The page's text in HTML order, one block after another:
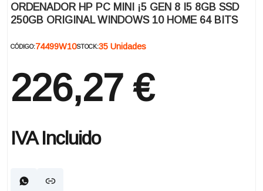
ORDENADOR HP PC MINI ¡5 GEN 8 I5 8GB SSD
250GB ORIGINAL WINDOWS 10 HOME 64 BITS
CÓDIGO:74499W10STOCK:35 Unidades
226,27 €
IVA Incluido